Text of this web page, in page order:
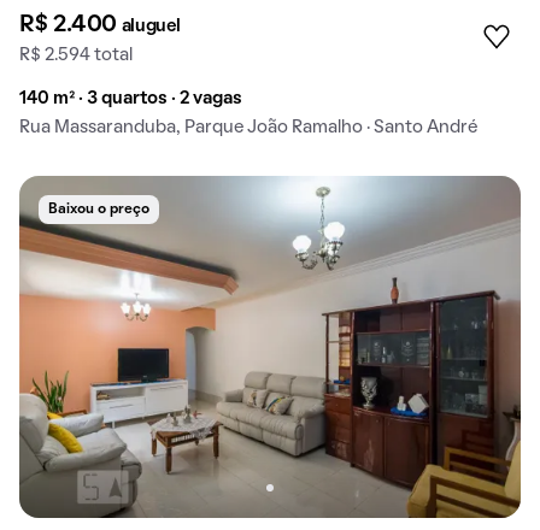
R$ 2.400 aluguel
R$ 2.594 total
140 m² · 3 quartos · 2 vagas
Rua Massaranduba, Parque João Ramalho · Santo André
Baixou o preço